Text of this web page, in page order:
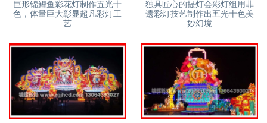
巨形锦鲤鱼彩花灯制作五光十
色，体量巨大彰显超凡彩灯工
艺
独具匠心的提灯会彩灯组用非
遗彩灯技艺制作出五光十色美
妙幻境